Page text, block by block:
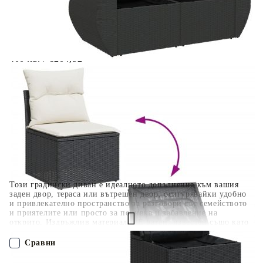
Този градински диван е идеалното допълнение към вашия
заден двор, тераса или вътрешен двор, осигурявайки удобно
и привлекателно пространство за разговори със семейството
и приятелите или просто за почивка и забавление на
открито. Издръжлив материал: PE ратан, известен също като
полиратан, е здрав синтетичен материал с малко необходима
поддръжка, който прилича на естествен ратан. Той е лек,
лесен за почистване и често се използва за външни мебели
поради своята издръжливост и устойчивост на атмосферни
Когато плащате с NewPay, всъщност NewPay плаща
поръчката Ви вместо Вас. Вие я получавате и
разполагате с три начина да я платите към тях:
Отложено до 30 дни от момента на изпращане на
поръчката без оскъпяване. За покупки на стойност до
Плащане на 4 вноски. Заплащате 20% от стойността на
поръчката си на момента с карта. Останалата сума се
разделя на 3 равни месечни вноски без оскъпяване. За
покупки на стойност до 1000 лв. / €511.31
Плащане на 6 вноски. Стойността на поръчката се
разпределя в 6 равни месечни вноски с оскъпяване. За
покупки на стойност до 2000 лв. / €1022.61
Сравни